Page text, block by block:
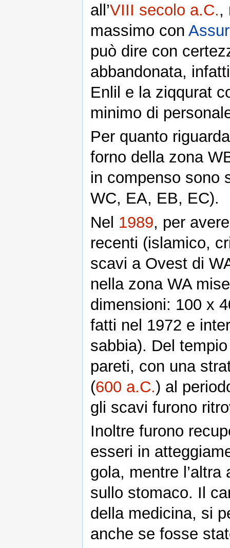
all’VIII secolo a.C.,
massimo con
può dire con
abbandonata,
Enlil e la ziqqurat
minimo di
Per quanto
forno della zona
in compenso sono
WC, EA, EB, EC).
Nel 1989, per
recenti (islamico,
scavi a Ovest di
nella zona WA
dimensioni: 100 x
fatti nel 1972 e
sabbia). Del
pareti, con una
(600 a.C.) al
gli scavi furono
Inoltre furono
esseri in
gola, mentre
sullo stomaco. Il
della medicina, si
anche se fosse